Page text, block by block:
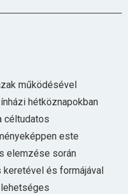
működésével
hétköznapokban
céltudatos
este
elemzése során
és formájával